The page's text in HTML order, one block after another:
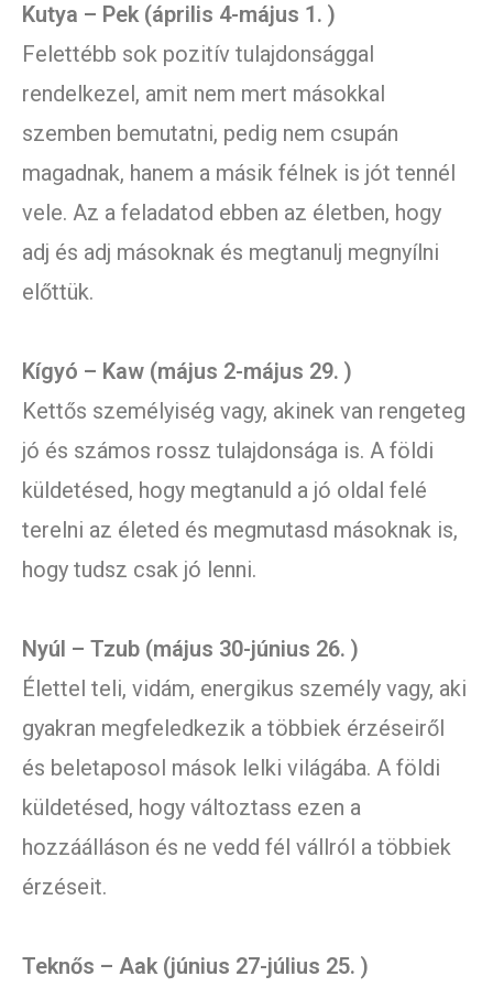
Kutya – Pek (április 4-május 1. )
Felettébb sok pozitív tulajdonsággal
rendelkezel, amit nem mert másokkal
szemben bemutatni, pedig nem csupán
magadnak, hanem a másik félnek is jót tennél
vele. Az a feladatod ebben az életben, hogy
adj és adj másoknak és megtanulj megnyílni
előttük.
Kígyó – Kaw (május 2-május 29. )
Kettős személyiség vagy, akinek van rengeteg
jó és számos rossz tulajdonsága is. A földi
küldetésed, hogy megtanuld a jó oldal felé
terelni az életed és megmutasd másoknak is,
hogy tudsz csak jó lenni.
Nyúl – Tzub (május 30-június 26. )
Élettel teli, vidám, energikus személy vagy, aki
gyakran megfeledkezik a többiek érzéseiről
és beletaposol mások lelki világába. A földi
küldetésed, hogy változtass ezen a
hozzáálláson és ne vedd fél vállról a többiek
érzéseit.
Teknős – Aak (június 27-július 25. )